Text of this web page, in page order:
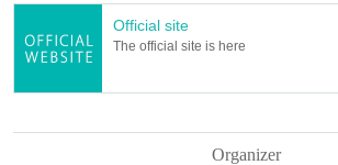
Official site
The official site is here
Organizer